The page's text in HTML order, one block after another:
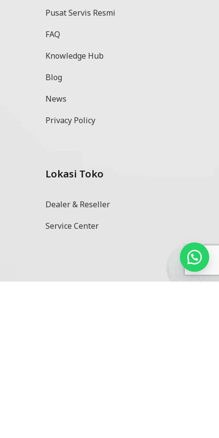
Pusat Servis Resmi
FAQ
Knowledge Hub
Blog
News
Privacy Policy
Lokasi Toko
Dealer & Reseller
Service Center